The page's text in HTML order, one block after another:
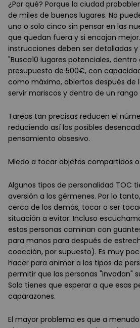
¿Por qué? Porque la ciudad
de miles de buenos lugares. No
uno o solo cinco sin pensar en las
que quedan fuera y si encajan
instrucciones deben ser detalladas
"Busca10 lugares potenciales,
presupuesto de 500€, con
como máximo, abiertos después de
servir mariscos y dentro de un rango
Tareas tan precisas reducen el
reduciendo así los posibles
pensamiento obsesivo.
Miedo a tocar objetos compartidos
Algunos tipos de personalidad TOC
aversión a los gérmenes. Por lo
cerca de los demás, tocar o ser
situación a evitar. Incluso
estas personas caminan con
para manos para después de
coacción, por supuesto). Es muy
hacer para animar a los tipos de
permitir que las personas "invadan"
Solo tienes que esperar a que esas
caparazones.
El mayor problema es que a